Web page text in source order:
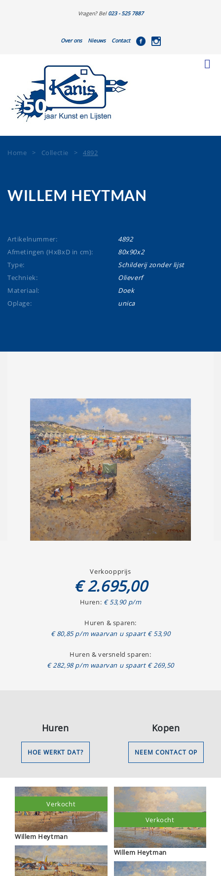
Vragen? Bel 023 - 525 7887
Over ons Nieuws Contact
Home > Collectie >4892
WILLEM HEYTMAN
Artikelnummer:
4892
Afmetingen (HxBxD in cm):
80x90x2
Type:
Schilderij zonder lijst
Techniek:
Olieverf
Materiaal:
Doek
Oplage:
unica
Verkoopprijs
€ 2.695,00
Huren: € 53,90 p/m
Huren & sparen:
€ 80,85 p/m waarvan u spaart € 53,90
Huren & versneld sparen:
€ 282,98 p/m waarvan u spaart € 269,50
Huren
HOE WERKT DAT?
Kopen
NEEM CONTACT OP
Willem Heytman
Verkocht
Willem Heytman
Verkocht